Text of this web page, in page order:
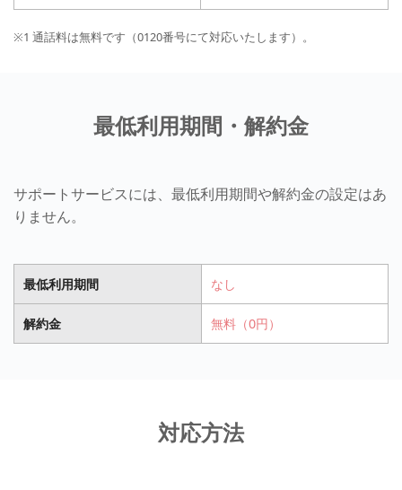
※1 通話料は無料です（0120番号にて対応いたします）。
最低利用期間・解約金
サポートサービスには、最低利用期間や解約金の設定はあ
りません。
最低利用期間 なし
解約金 無料（0円）
対応方法